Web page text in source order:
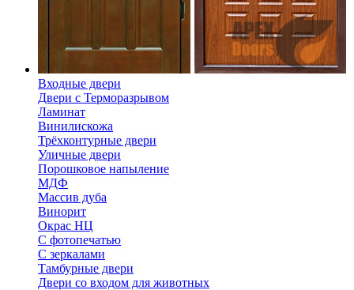
Входные двери
Двери с Терморазрывом
Ламинат
Винилискожа
Трёхконтурные двери
Уличные двери
Порошковое напыление
МДФ
Массив дуба
Винорит
Окрас НЦ
С фотопечатью
С зеркалами
Тамбурные двери
Двери со входом для животных